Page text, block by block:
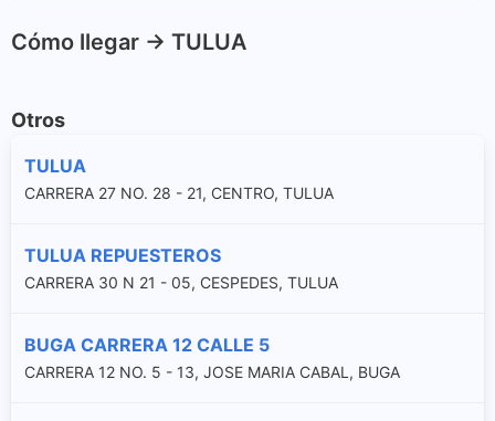
Cómo llegar -> TULUA
Otros
TULUA
CARRERA 27 NO. 28 - 21, CENTRO, TULUA
TULUA REPUESTEROS
CARRERA 30 N 21 - 05, CESPEDES, TULUA
BUGA CARRERA 12 CALLE 5
CARRERA 12 NO. 5 - 13, JOSE MARIA CABAL, BUGA